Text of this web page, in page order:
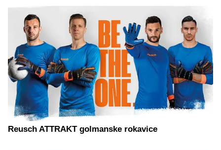
Reusch ATTRAKT golmanske rokavice